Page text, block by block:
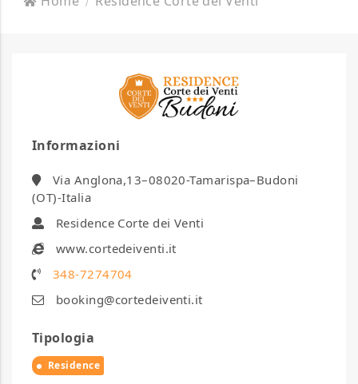
Informazioni
Via Anglona,13–08020-Tamarispa–Budoni
(OT)-Italia
Residence Corte dei Venti
www.cortedeiventi.it
348-7274704
booking@cortedeiventi.it
Tipologia
Residence